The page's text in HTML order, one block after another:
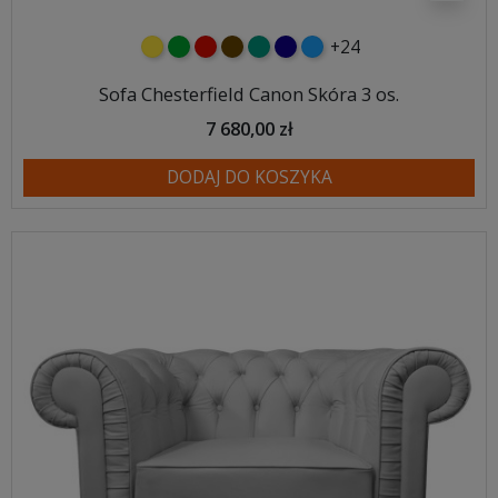
żółtyzielonyczerwony
czekoladowy
turkusowy
granatowy
niebieski
+24
Sofa Chesterfield Canon Skóra 3 os.
7 680,00 zł
DODAJ DO KOSZYKA